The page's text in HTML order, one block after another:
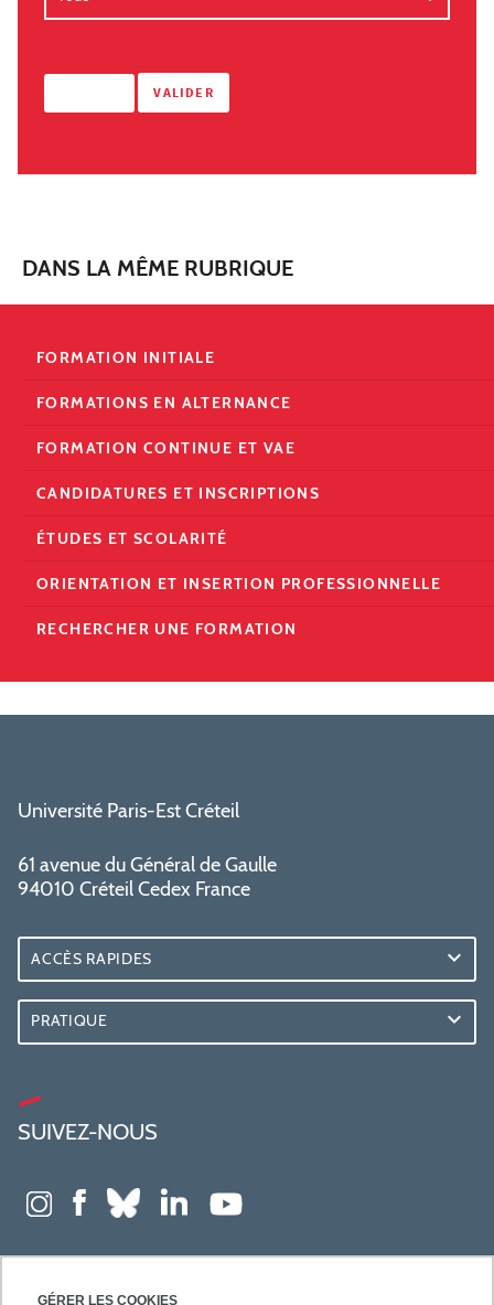
GÉRER LES COOKIES
DANS LA MÊME RUBRIQUE
FORMATION INITIALE
FORMATIONS EN ALTERNANCE
FORMATION CONTINUE ET VAE
CANDIDATURES ET INSCRIPTIONS
ÉTUDES ET SCOLARITÉ
ORIENTATION ET INSERTION PROFESSIONNELLE
RECHERCHER UNE FORMATION
Université Paris-Est Créteil
61 avenue du Général de Gaulle
94010 Créteil Cedex France
ACCÈS RAPIDES
PRATIQUE
SUIVEZ-NOUS